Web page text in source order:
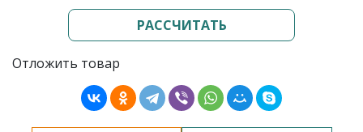
РАССЧИТАТЬ
Отложить товар